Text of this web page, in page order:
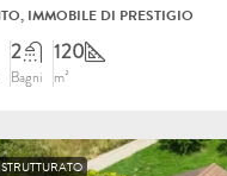
IMMOBILE DI PRESTIGIO
2
Bagni
120
m²